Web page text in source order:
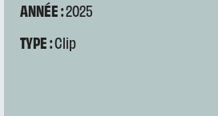
ANNÉE :2025
TYPE :Clip